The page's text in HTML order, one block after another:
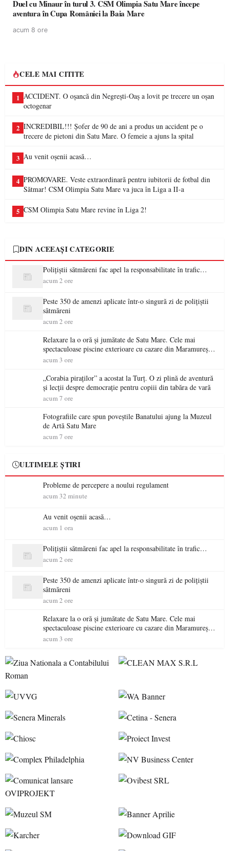
Duel cu Minaur în turul 3. CSM Olimpia Satu Mare începe
aventura în Cupa României la Baia Mare
acum 8 ore
CELE MAI CITITE
1 ACCIDENT. O oșancă din Negrești-Oaș a lovit pe trecere un oșan
octogenar
2 INCREDIBIL!!! Șofer de 90 de ani a produs un accident pe o
trecere de pietoni din Satu Mare. O femeie a ajuns la spital
3 Au venit oșenii acasă…
4 PROMOVARE. Veste extraordinară pentru iubitorii de fotbal din
Sătmar! CSM Olimpia Satu Mare va juca în Liga a II-a
5 CSM Olimpia Satu Mare revine în Liga 2!
DIN ACEEAȘI CATEGORIE
Polițiștii sătmăreni fac apel la responsabilitate în trafic…
acum 2 ore
Peste 350 de amenzi aplicate într-o singură zi de polițiștii
sătmăreni
acum 2 ore
Relaxare la o oră și jumătate de Satu Mare. Cele mai
spectaculoase piscine exterioare cu cazare din Maramureș,
ideale pentru o escapadă de vară
acum 3 ore
„Corabia piraților” a acostat la Turț. O zi plină de aventură
și lecții despre democrație pentru copiii din tabăra de vară
acum 7 ore
Fotografiile care spun poveștile Banatului ajung la Muzeul
de Artă Satu Mare
acum 7 ore
ULTIMELE ȘTIRI
Probleme de percepere a noului regulament
acum 32 minute
Au venit oșenii acasă…
acum 1 ora
Polițiștii sătmăreni fac apel la responsabilitate în trafic…
acum 2 ore
Peste 350 de amenzi aplicate într-o singură zi de polițiștii
sătmăreni
acum 2 ore
Relaxare la o oră și jumătate de Satu Mare. Cele mai
spectaculoase piscine exterioare cu cazare din Maramureș,
ideale pentru o escapadă de vară
acum 3 ore